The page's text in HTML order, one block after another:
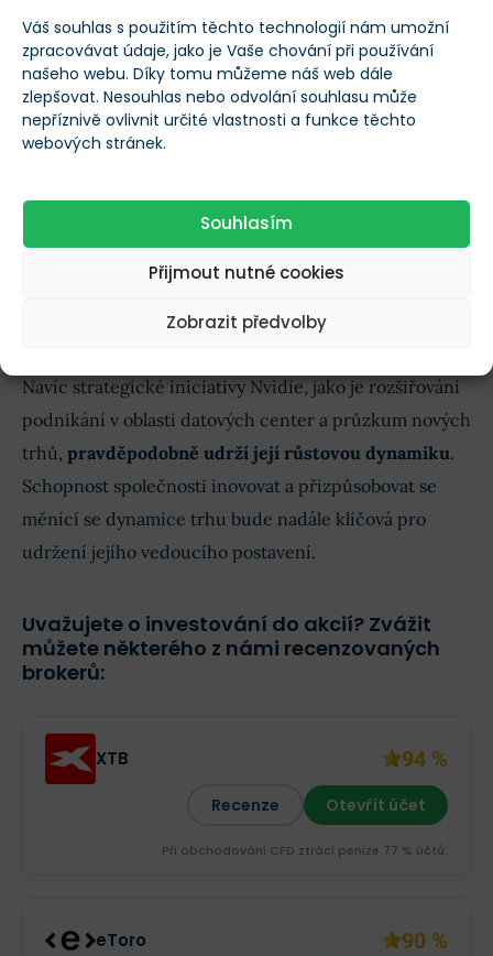
Váš souhlas s použitím těchto technologií nám umožní
zpracovávat údaje, jako je Vaše chování při používání
našeho webu. Díky tomu můžeme náš web dále
zlepšovat. Nesouhlas nebo odvolání souhlasu může
nepříznivě ovlivnit určité vlastnosti a funkce těchto
webových stránek.
Souhlasím
Přijmout nutné cookies
Zobrazit předvolby
vydělávat a šetřit peníze. A proto je tato poptávka tak
silná.”
Ačkoli je nereálné očekávat, že si Nvidia udrží
trojciferné tempo růstu donekonečna, vyhlídky
Společnost má díky svému technologickému náskoku
a rostoucímu zavádění umělé inteligence napříč
překonávala své konkurenty.
Navíc strategické iniciativy Nvidie, jako je rozšiřování
podnikání v oblasti datových center a průzkum nových
trhů, pravděpodobně udrží její růstovou dynamiku.
Schopnost společnosti inovovat a přizpůsobovat se
měnící se dynamice trhu bude nadále klíčová pro
udržení jejího vedoucího postavení.
Uvažujete o investování do akcií? Zvážit
můžete některého z námi recenzovaných
brokerů:
XTB 94 %
Recenze Otevřít účet
Při obchodování CFD ztrácí peníze 77 % účtů.
eToro 90 %